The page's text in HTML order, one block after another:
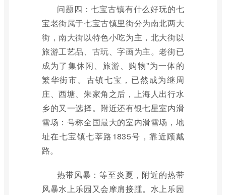
问题四：七宝古镇有什么好玩的七
宝老街属于七宝古镇里街分为南北两大
街，南大街以特色小吃为主，北大街以
旅游工艺品、古玩、字画为主。老街已
成为了集休闲、旅游、购物"为一体的
繁华街市。古镇七宝，已然成为继周
庄、西塘、朱家角之后，上海人出行水
乡的又一选择。附近还有银七星室内滑
雪场：号称全国最大的室内滑雪场，地
址在七宝镇七莘路1835号，靠近顾戴
路。
热带风暴：等至炎夏，附近的热带
风暴水上乐园又会摩肩接踵。水上乐园